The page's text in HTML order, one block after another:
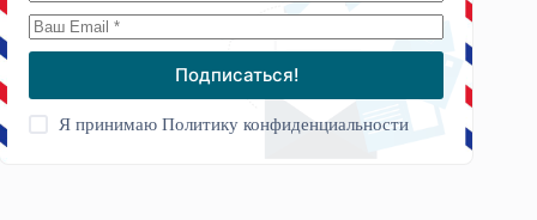
Подписаться!
Я принимаюПолитику конфиденциальности